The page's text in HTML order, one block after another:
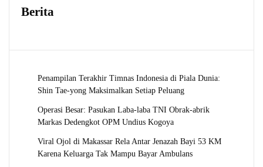
Berita
Penampilan Terakhir Timnas Indonesia di Piala Dunia:
Shin Tae-yong Maksimalkan Setiap Peluang
Operasi Besar: Pasukan Laba-laba TNI Obrak-abrik
Markas Dedengkot OPM Undius Kogoya
Viral Ojol di Makassar Rela Antar Jenazah Bayi 53 KM
Karena Keluarga Tak Mampu Bayar Ambulans